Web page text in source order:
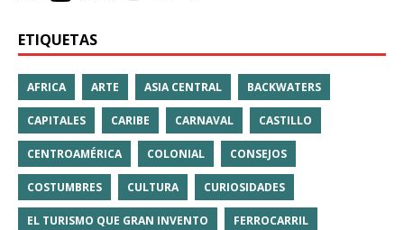
ETIQUETAS
AFRICA ARTE ASIA CENTRAL BACKWATERS
CAPITALES CARIBE CARNAVAL CASTILLO
CENTROAMÉRICA COLONIAL CONSEJOS
COSTUMBRES CULTURA CURIOSIDADES
EL TURISMO QUE GRAN INVENTO FERROCARRIL